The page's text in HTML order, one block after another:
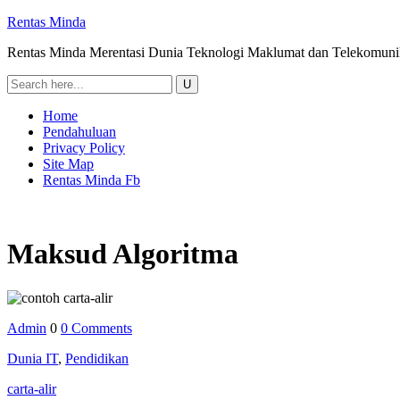
Rentas Minda
Rentas Minda Merentasi Dunia Teknologi Maklumat dan
Home
Pendahuluan
Privacy Policy
Site Map
Rentas Minda Fb
Maksud Algoritma
Admin 0 0 Comments
Dunia IT, Pendidikan
carta-alir